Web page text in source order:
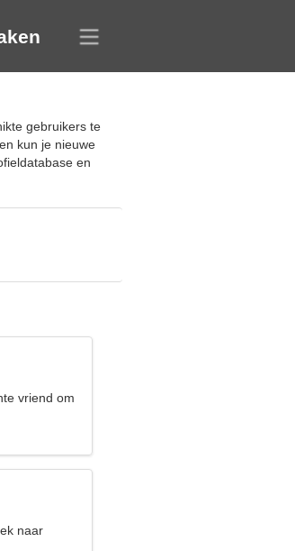
gebruikers te
kun je nieuwe
en
vriend om
naar